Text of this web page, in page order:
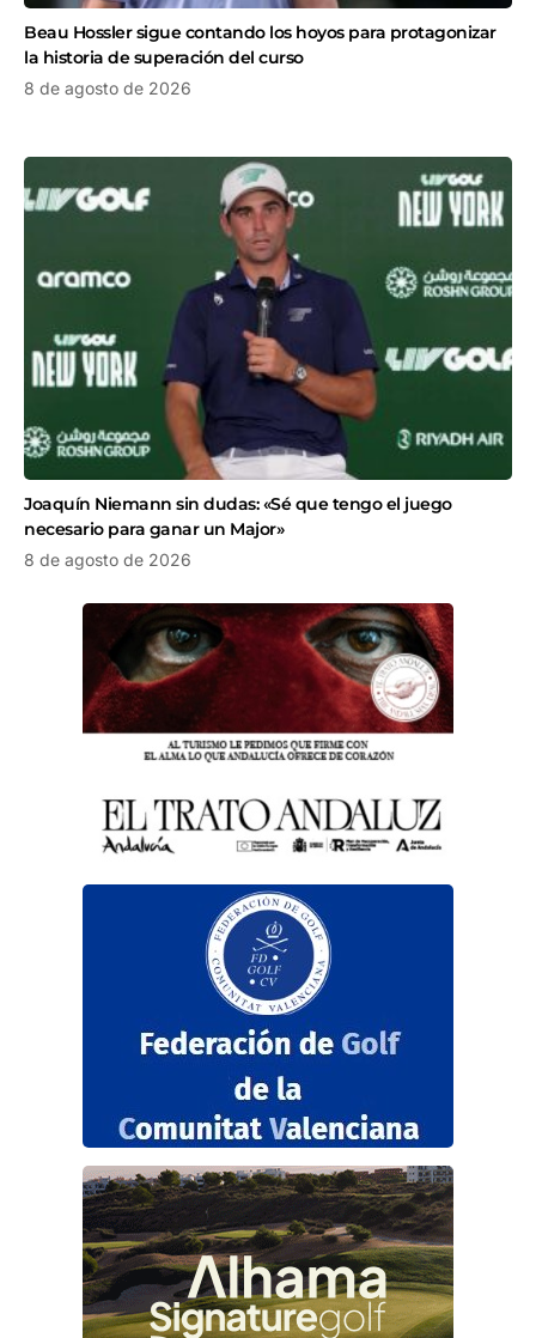
Beau Hossler sigue contando los hoyos para protagonizar
la historia de superación del curso
8 de agosto de 2026
Joaquín Niemann sin dudas: «Sé que tengo el juego
necesario para ganar un Major»
8 de agosto de 2026